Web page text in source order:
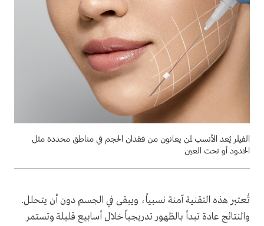
الفيلر يُعد الأنسب لمن يعانون من فقدان الحجم في مناطق محددة مثل
الخدود أو تحت العين
تُعتبر هذه التقنية آمنة نسبياً، ويبقى في الجسم دون أن يتحلل.
والنتائج عادة تبدأ بالظهور تدريجياً خلال أسابيع قليلة وتستمر